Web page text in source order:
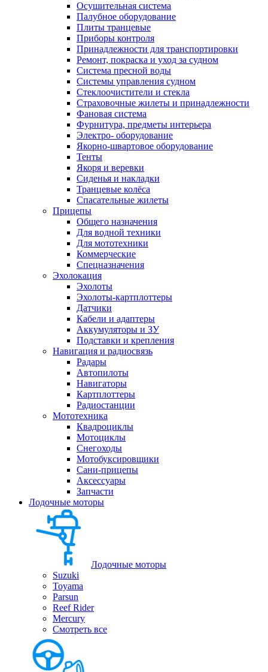
Осушительная система
Палубное оборудование
Плиты транцевые
Приборы контроля
Принадлежности для транспортировки
Ремонт, покраска и уход за судном
Система пресной воды
Системы управления судном
Стеклоочистители и стекла
Страховочные жилеты и принадлежности
Фановая система
Фурнитура, предметы интерьера
Электро- оборудование
Якорно-швартовое оборудование
Тенты
Якоря и веревки
Сиденья и накладки
Транцевые колёса
Спасательные жилеты
Прицепы
Общего назначения
Для водной техники
Для мототехники
Коммерческие
Спецназначения
Эхолокация
Эхолоты
Эхолоты-картплоттеры
Датчики
Кабели и адаптеры
Аккумуляторы и ЗУ
Подставки и крепления
Навигация и радиосвязь
Радары
Автопилоты
Навигаторы
Картплоттеры
Радиостанции
Мототехника
Квадроциклы
Мотоциклы
Снегоходы
Мотобуксировщики
Сани-прицепы
Аксессуары
Запчасти
Лодочные моторы
Лодочные моторы
Suzuki
Toyama
Parsun
Reef Rider
Mercury
Смотреть все